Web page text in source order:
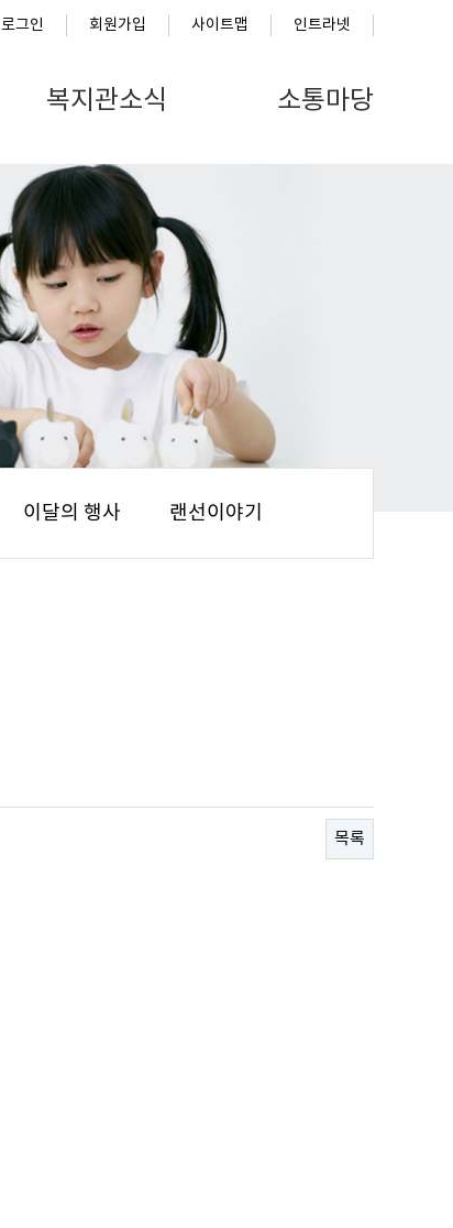
로그인 회원가입 사이트맵 인트라넷
복지관소식 소통마당
이달의 행사 랜선이야기
목록